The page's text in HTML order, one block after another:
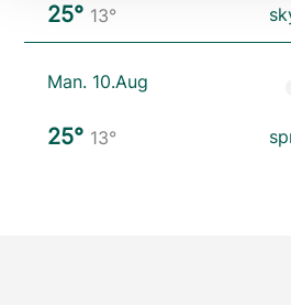
25° 13°
Man. 10.Aug
25° 13°